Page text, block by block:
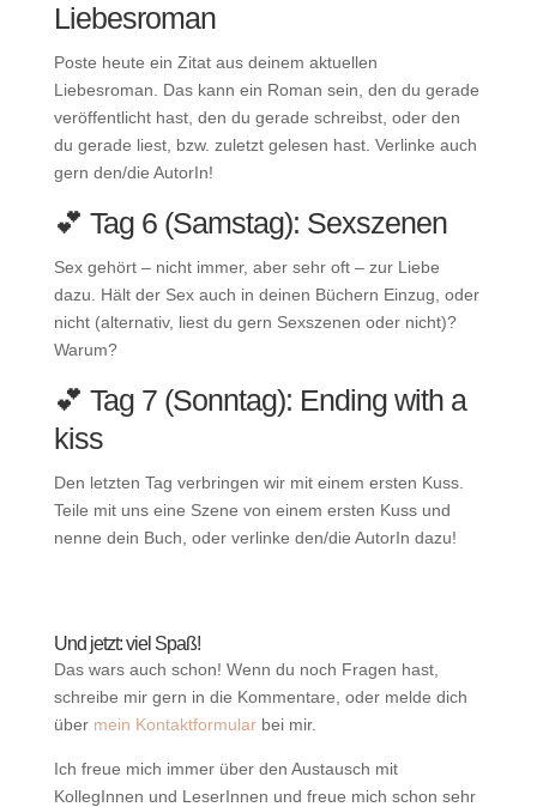
Liebesroman
Poste heute ein Zitat aus deinem aktuellen
Liebesroman. Das kann ein Roman sein, den du gerade
veröffentlicht hast, den du gerade schreibst, oder den
du gerade liest, bzw. zuletzt gelesen hast. Verlinke auch
gern den/die AutorIn!
💕 Tag 6 (Samstag): Sexszenen
Sex gehört – nicht immer, aber sehr oft – zur Liebe
dazu. Hält der Sex auch in deinen Büchern Einzug, oder
nicht (alternativ, liest du gern Sexszenen oder nicht)?
Warum?
💕 Tag 7 (Sonntag): Ending with a
kiss
Den letzten Tag verbringen wir mit einem ersten Kuss.
Teile mit uns eine Szene von einem ersten Kuss und
nenne dein Buch, oder verlinke den/die AutorIn dazu!
Und jetzt: viel Spaß!
Das wars auch schon! Wenn du noch Fragen hast,
schreibe mir gern in die Kommentare, oder melde dich
über mein Kontaktformularbei mir.
Ich freue mich immer über den Austausch mit
KollegInnen und LeserInnen und freue mich schon sehr